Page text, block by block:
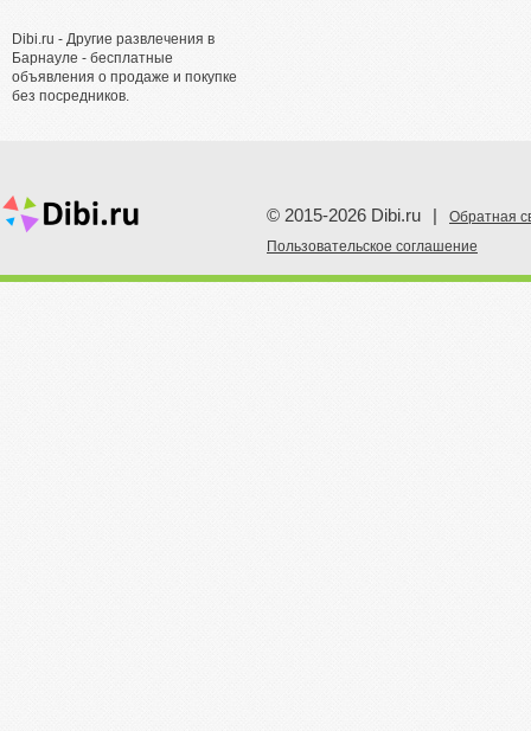
Dibi.ru - Другие развлечения в
Барнауле - бесплатные
объявления о продаже и покупке
без посредников.
© 2015-2026 Dibi.ru
Обратная
Пoльзовательское соглашение